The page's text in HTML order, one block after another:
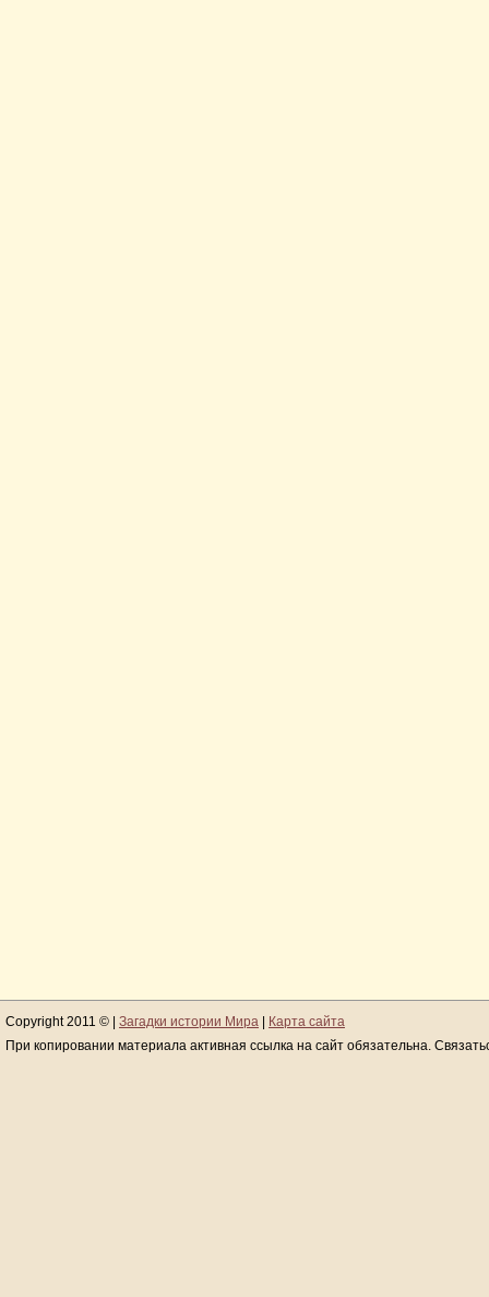
Copyright 2011 © | Загадки истории Мира
Карта сайта
При копировании материала активная ссылка на сайт обязательна.